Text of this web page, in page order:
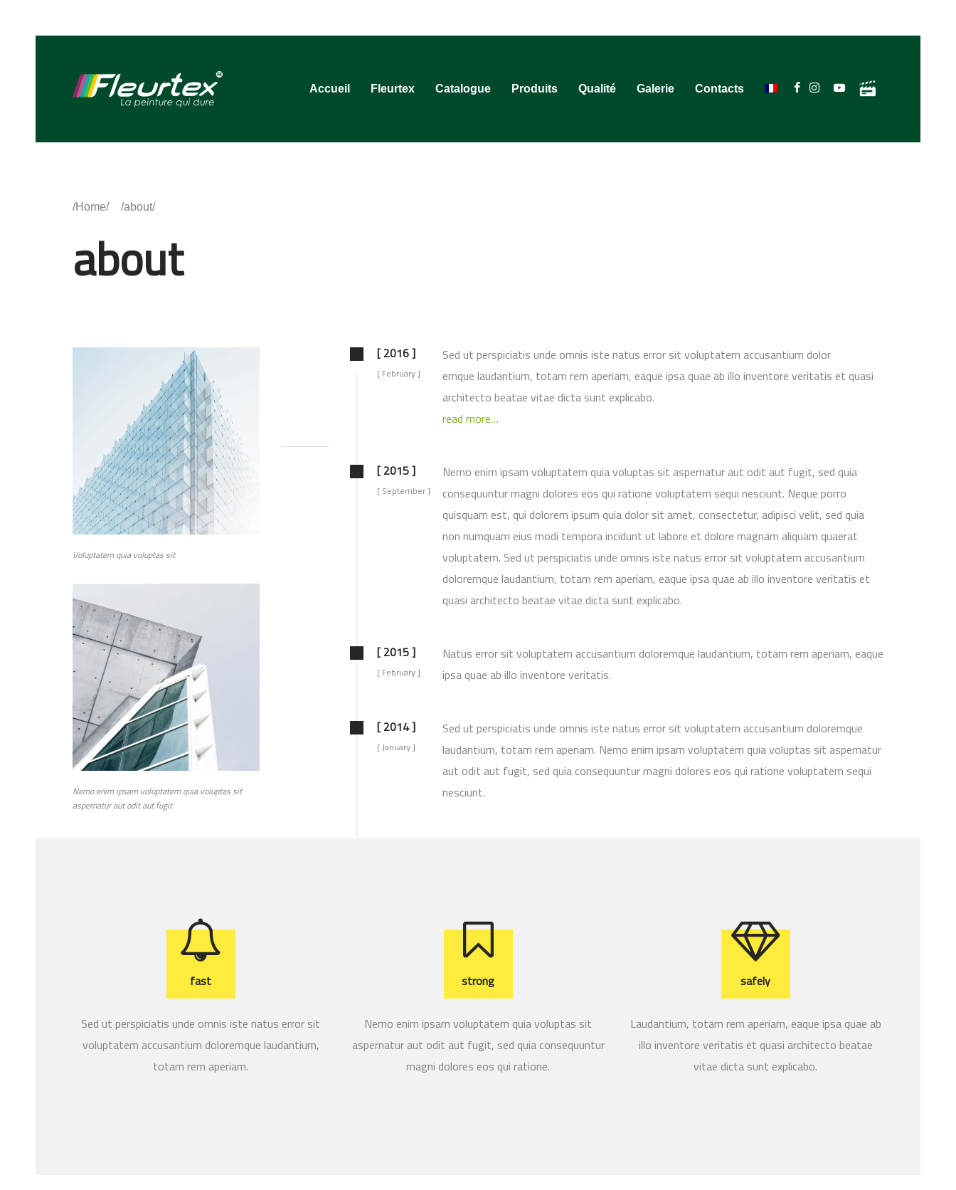
Accueil Fleurtex Catalogue Produits Qualité Galerie Contacts
Home about
about
Voluptatem quia voluptas sit
Nemo enim ipsam voluptatem quia voluptas sit
aspernatur aut odit aut fugit
[ 2016 ]
[ February ]
Sed ut perspiciatis unde omnis iste natus error sit voluptatem accusantium dolor
emque laudantium, totam rem aperiam, eaque ipsa quae ab illo inventore veritatis et quasi
architecto beatae vitae dicta sunt explicabo.
read more…
[ 2015 ]
[ September ]
Nemo enim ipsam voluptatem quia voluptas sit aspernatur aut odit aut fugit, sed quia
consequuntur magni dolores eos qui ratione voluptatem sequi nesciunt. Neque porro
quisquam est, qui dolorem ipsum quia dolor sit amet, consectetur, adipisci velit, sed quia
non numquam eius modi tempora incidunt ut labore et dolore magnam aliquam quaerat
voluptatem. Sed ut perspiciatis unde omnis iste natus error sit voluptatem accusantium
doloremque laudantium, totam rem aperiam, eaque ipsa quae ab illo inventore veritatis et
quasi architecto beatae vitae dicta sunt explicabo.
[ 2015 ]
[ February ]
Natus error sit voluptatem accusantium doloremque laudantium, totam rem aperiam, eaque
ipsa quae ab illo inventore veritatis.
[ 2014 ]
[ January ]
Sed ut perspiciatis unde omnis iste natus error sit voluptatem accusantium doloremque
laudantium, totam rem aperiam. Nemo enim ipsam voluptatem quia voluptas sit aspernatur
aut odit aut fugit, sed quia consequuntur magni dolores eos qui ratione voluptatem sequi
nesciunt.
fast
Sed ut perspiciatis unde omnis iste natus error sit
voluptatem accusantium doloremque laudantium,
totam rem aperiam.
strong
Nemo enim ipsam voluptatem quia voluptas sit
aspernatur aut odit aut fugit, sed quia consequuntur
magni dolores eos qui ratione.
safely
Laudantium, totam rem aperiam, eaque ipsa quae ab
illo inventore veritatis et quasi architecto beatae
vitae dicta sunt explicabo.